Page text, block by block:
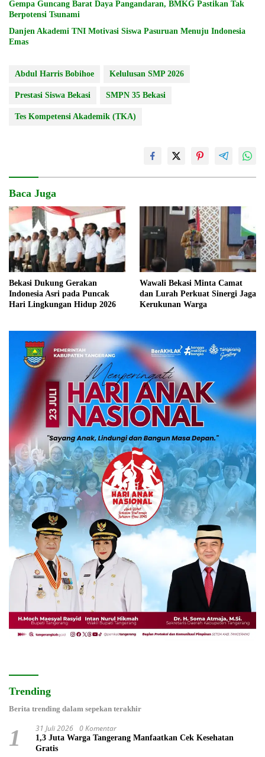
Gempa Guncang Barat Daya Pangandaran, BMKG Pastikan Tak
Berpotensi Tsunami
Danjen Akademi TNI Motivasi Siswa Pasuruan Menuju Indonesia
Emas
Abdul Harris Bobihoe Kelulusan SMP 2026
Prestasi Siswa Bekasi SMPN 35 Bekasi
Tes Kompetensi Akademik (TKA)
Baca Juga
Bekasi Dukung Gerakan
Indonesia Asri pada Puncak
Hari Lingkungan Hidup 2026
Wawali Bekasi Minta Camat
dan Lurah Perkuat Sinergi Jaga
Kerukunan Warga
Trending
Berita trending dalam sepekan terakhir
1 31 Juli 2026 0 Komentar
1,3 Juta Warga Tangerang Manfaatkan Cek Kesehatan
Gratis